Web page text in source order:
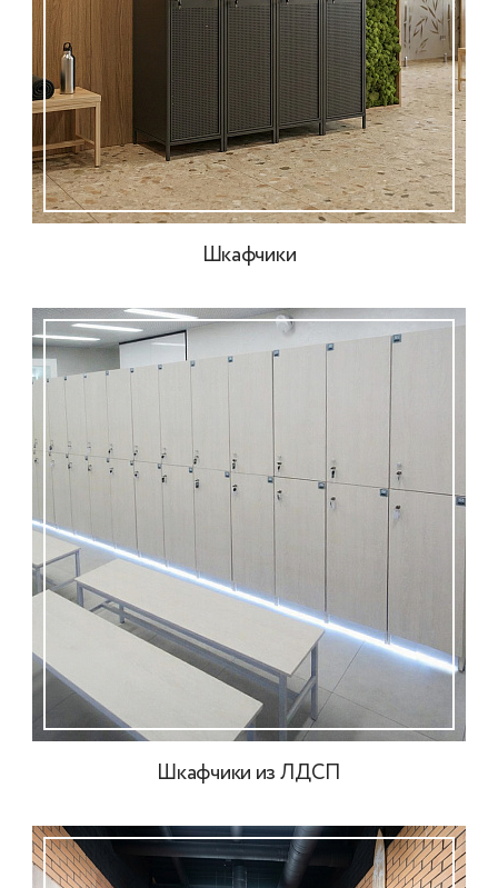
Шкафчики
Шкафчики из ЛДСП